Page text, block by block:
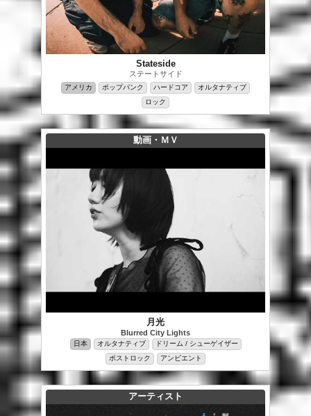
Stateside
ステートサイド
アメリカ ポップパンク ハードコア
オルタナティブ
ロック
動画・ＭＶ
月光
Blurred City Lights
日本 オルタナティブ
ドリーム / シューゲイザー
ポストロック
アンビエント
アーティスト